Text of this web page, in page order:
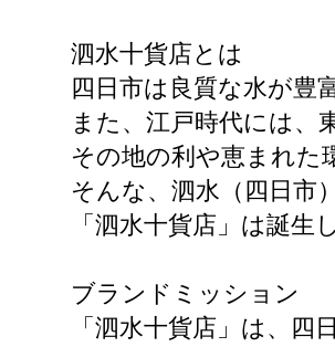
泗水十貨店とは
四日市は良質な水が豊
また、江戸時代には、
その地の利や恵まれた
そんな、泗水（四日市
「泗水十貨店」は誕生
ブランドミッション
「泗水十貨店」は、